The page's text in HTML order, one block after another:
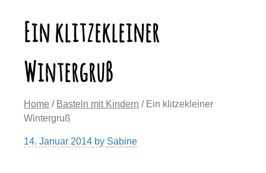
Ein klitzekleiner
Wintergruß
Home / Basteln mit Kindern / Ein klitzekleiner
Wintergruß
14. Januar 2014 by Sabine